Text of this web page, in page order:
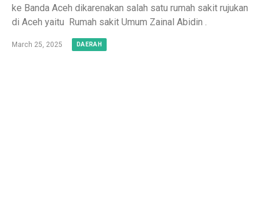
ke Banda Aceh dikarenakan salah satu rumah sakit rujukan
di Aceh yaitu Rumah sakit Umum Zainal Abidin .
March 25, 2025 DAERAH